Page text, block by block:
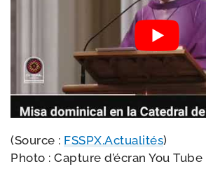
(Source : FSSPX.Actualités)
Photo : Capture d’é­cran You Tube